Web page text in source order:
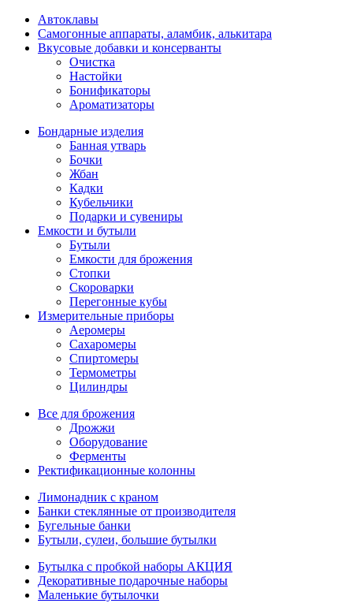
Автоклавы
Самогонные аппараты, аламбик, алькитара
Вкусовые добавки и консерванты
Очистка
Настойки
Бонификаторы
Ароматизаторы
Бондарные изделия
Банная утварь
Бочки
Жбан
Кадки
Кубельчики
Подарки и сувениры
Емкости и бутыли
Бутыли
Емкости для брожения
Стопки
Скороварки
Перегонные кубы
Измерительные приборы
Аеромеры
Сахаромеры
Спиртомеры
Термометры
Цилиндры
Все для брожения
Дрожжи
Оборудование
Ферменты
Ректификационные колонны
Лимонадник с краном
Банки стеклянные от производителя
Бугельные банки
Бутыли, сулеи, большие бутылки
Бутылка с пробкой наборы АКЦИЯ
Декоративные подарочные наборы
Маленькие бутылочки